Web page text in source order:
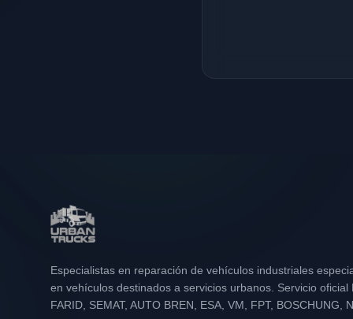
Especialistas en reparación de vehículos industriales
en vehículos destinados a servicios urbanos. Servicio oficial
FARID, SEMAT, AUTO BREN, ESA, VM, FPT, BOSCHUNG,